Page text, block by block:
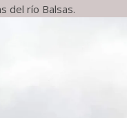
del río Balsas.